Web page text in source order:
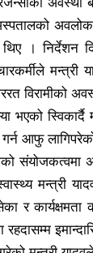
थिए ।
भएको
आफु लागिपरेको
मन्त्री
र
रहदासम्म